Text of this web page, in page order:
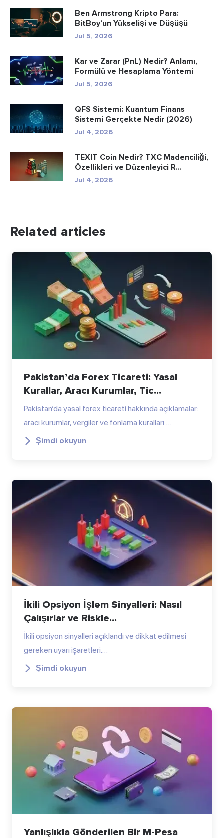
Ben Armstrong Kripto Para:
BitBoy’un Yükselişi ve Düşüşü
Jul 5, 2026
Kar ve Zarar (PnL) Nedir? Anlamı,
Formülü ve Hesaplama Yöntemi
Jul 5, 2026
QFS Sistemi: Kuantum Finans
Sistemi Gerçekte Nedir (2026)
Jul 4, 2026
TEXIT Coin Nedir? TXC Madenciliği,
Özellikleri ve Düzenleyici R...
Jul 4, 2026
Related articles
Pakistan’da Forex Ticareti: Yasal
Kurallar, Aracı Kurumlar, Tic...
Pakistan’da yasal forex ticareti hakkında açıklamalar:
aracı kurumlar, vergiler ve fonlama kuralları.…
Şimdi okuyun
İkili Opsiyon İşlem Sinyalleri: Nasıl
Çalışırlar ve Riskle...
İkili opsiyon sinyalleri açıklandı ve dikkat edilmesi
gereken uyarı işaretleri.…
Şimdi okuyun
Yanlışlıkla Gönderilen Bir M-Pesa